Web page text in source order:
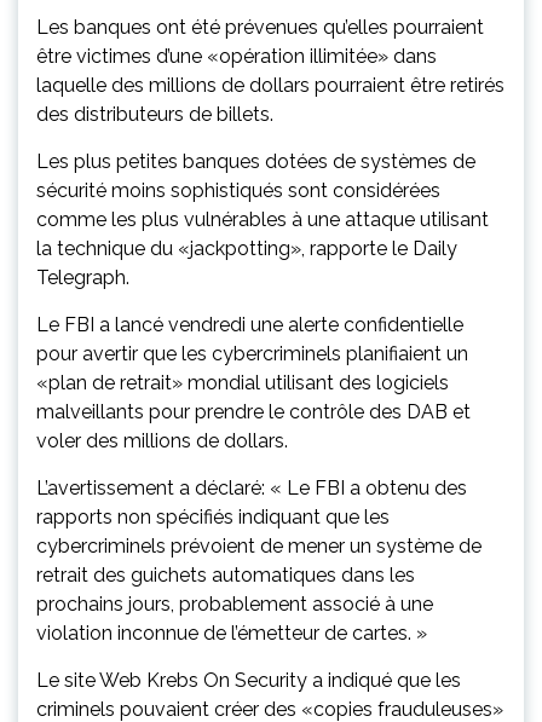
Les banques ont été prévenues qu’elles pourraient
être victimes d’une «opération illimitée» dans
laquelle des millions de dollars pourraient être retirés
des distributeurs de billets.
Les plus petites banques dotées de systèmes de
sécurité moins sophistiqués sont considérées
comme les plus vulnérables à une attaque utilisant
la technique du «jackpotting», rapporte le Daily
Telegraph.
Le FBI a lancé vendredi une alerte confidentielle
pour avertir que les cybercriminels planifiaient un
«plan de retrait» mondial utilisant des logiciels
malveillants pour prendre le contrôle des DAB et
voler des millions de dollars.
L’avertissement a déclaré: « Le FBI a obtenu des
rapports non spécifiés indiquant que les
cybercriminels prévoient de mener un système de
retrait des guichets automatiques dans les
prochains jours, probablement associé à une
violation inconnue de l’émetteur de cartes. »
Le site Web Krebs On Security a indiqué que les
criminels pouvaient créer des «copies frauduleuses»